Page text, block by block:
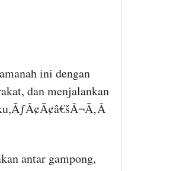
ini dengan
dan menjalankan
antar gampong,